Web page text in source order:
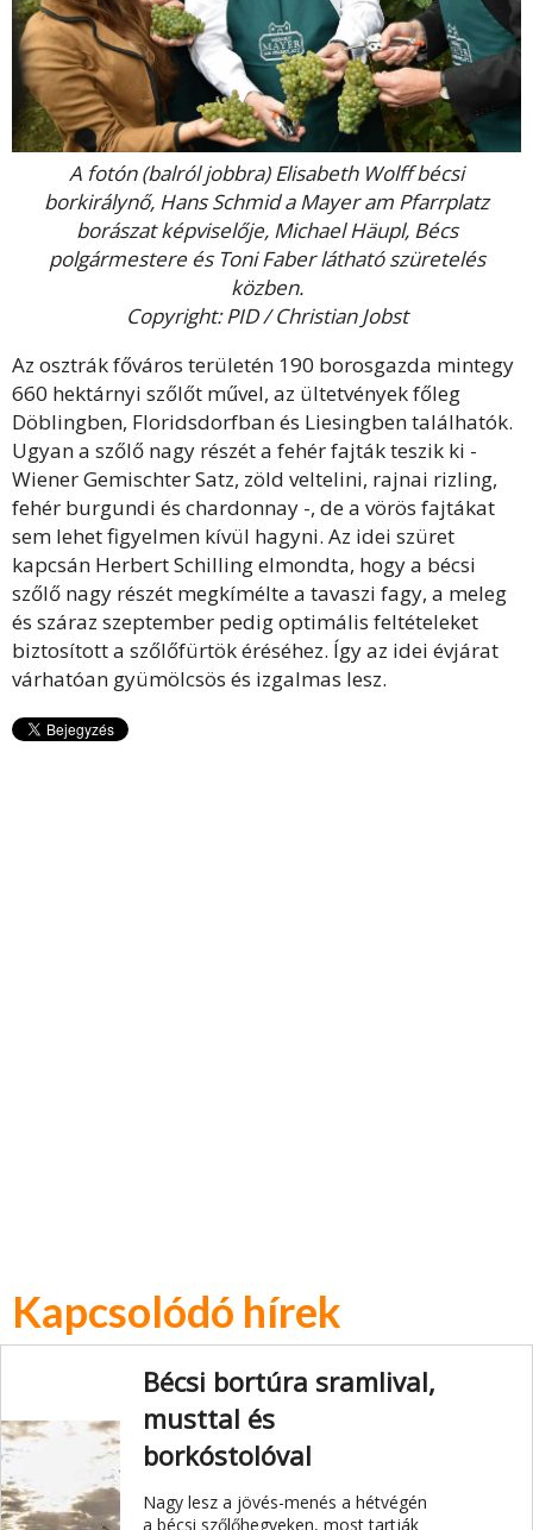
A fotón (balról jobbra) Elisabeth Wolff bécsi
borkirálynő, Hans Schmid a Mayer am Pfarrplatz
borászat képviselője, Michael Häupl, Bécs
polgármestere és Toni Faber látható szüretelés
közben.
Copyright: PID / Christian Jobst
Az osztrák főváros területén 190 borosgazda mintegy
660 hektárnyi szőlőt művel, az ültetvények főleg
Döblingben, Floridsdorfban és Liesingben találhatók.
Ugyan a szőlő nagy részét a fehér fajták teszik ki -
Wiener Gemischter Satz, zöld veltelini, rajnai rizling,
fehér burgundi és chardonnay -, de a vörös fajtákat
sem lehet figyelmen kívül hagyni. Az idei szüret
kapcsán Herbert Schilling elmondta, hogy a bécsi
szőlő nagy részét megkímélte a tavaszi fagy, a meleg
és száraz szeptember pedig optimális feltételeket
biztosított a szőlőfürtök éréséhez. Így az idei évjárat
várhatóan gyümölcsös és izgalmas lesz.
Kapcsolódó hírek
Bécsi bortúra sramlival,
musttal és
borkóstolóval
Nagy lesz a jövés-menés a hétvégén
a bécsi szőlőhegyeken, most tartják